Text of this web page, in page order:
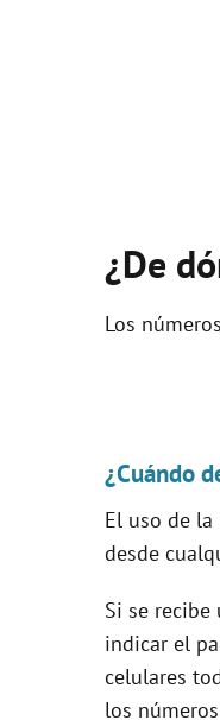
¿De
Los
¿Cuándo
El uso de
desde
Si se
indicar el
celulares
los